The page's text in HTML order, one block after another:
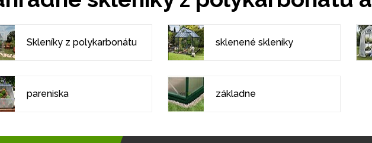
Skleníky z polykarbonátu sklenené skleníky
pareniska základne